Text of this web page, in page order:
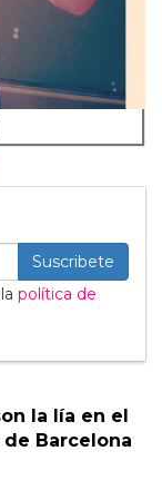
Suscribete
política de
la lía en el
Barcelona